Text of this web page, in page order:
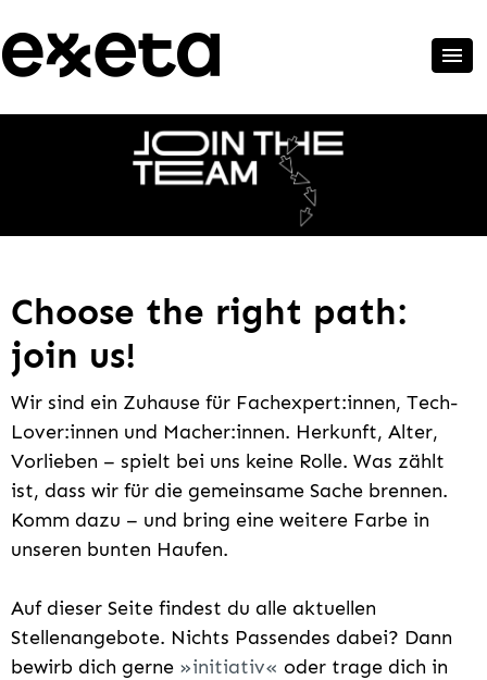
Choose the right path:
join us!
Wir sind ein Zuhause für Fachexpert:innen, Tech-
Lover:innen und Macher:innen. Herkunft, Alter,
Vorlieben – spielt bei uns keine Rolle. Was zählt
ist, dass wir für die gemeinsame Sache brennen.
Komm dazu – und bring eine weitere Farbe in
unseren bunten Haufen.
Auf dieser Seite findest du alle aktuellen
Stellenangebote. Nichts Passendes dabei? Dann
bewirb dich gerne
initiativ
oder trage dich in